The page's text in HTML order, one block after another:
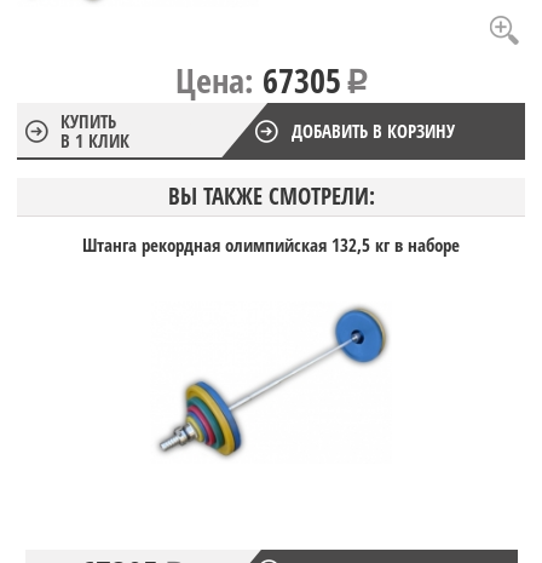
Цена: 67305
КУПИТЬ
В 1 КЛИК
ДОБАВИТЬ В КОРЗИНУ
ВЫ ТАКЖЕ СМОТРЕЛИ:
Штанга рекордная олимпийская 132,5 кг в наборе